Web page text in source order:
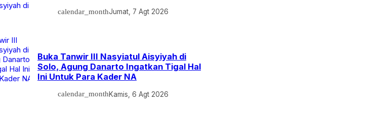
calendar_monthJumat, 7 Agt 2026
Buka Tanwir III Nasyiatul Aisyiyah di
Solo, Agung Danarto Ingatkan Tigal Hal
Ini Untuk Para Kader NA
calendar_monthKamis, 6 Agt 2026